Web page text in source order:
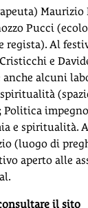
Pucci
regista). Al
e
alcuni
Politica
e spiritualità.
(luogo di
aperto alle
il sito